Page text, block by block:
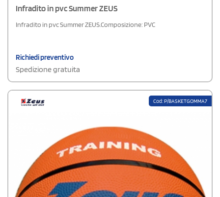
Infradito in pvc Summer ZEUS
Infradito in pvc Summer ZEUS.Composizione: PVC
Richiedi preventivo
Spedizione gratuita
Cod: P/BASKETGOMMA7